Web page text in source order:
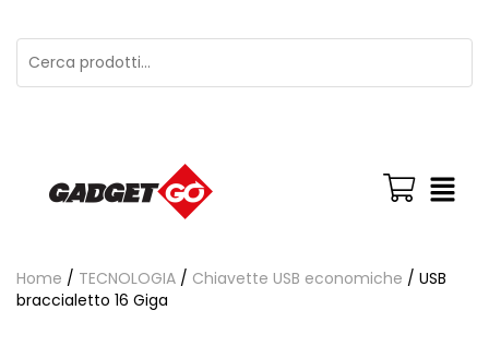
Home / TECNOLOGIA / Chiavette USB economiche / USB
braccialetto 16 Giga